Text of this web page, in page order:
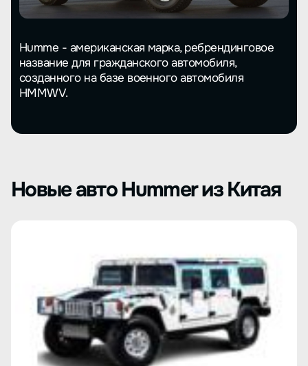
Humme - американская марка, ребрендинговое
название для гражданского автомобиля,
созданного на базе военного автомобиля
HMMWV.
Новые авто Hummer из Китая